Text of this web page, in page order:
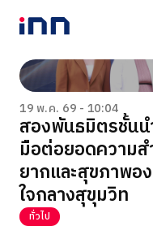
NEWS
ENTERTAINMENT
LIFESTYLE
HOROSCOPE
LOTTERY
VIDEO
ร่วมด้วยช่วยกัน
19 พ.ค. 69 - 10:04
สองพันธมิตรชั้นน
มือต่อยอดความ
ยากและสุขภาพอ
ใจกลางสุขุมวิท
ทั่วไป